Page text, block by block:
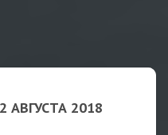
АВГУСТА 2018